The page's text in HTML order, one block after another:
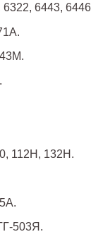
6443,
112Н, 132Н.
503Я.